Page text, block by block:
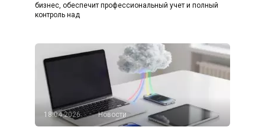
бизнес, обеспечит профессиональный учет и полный
контроль над
18.04.2026 Новости